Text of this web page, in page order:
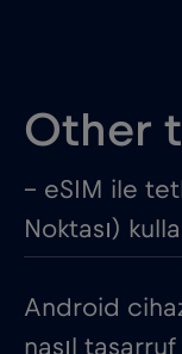
Other
– eSIM ile
Noktası)
Android
nasıl